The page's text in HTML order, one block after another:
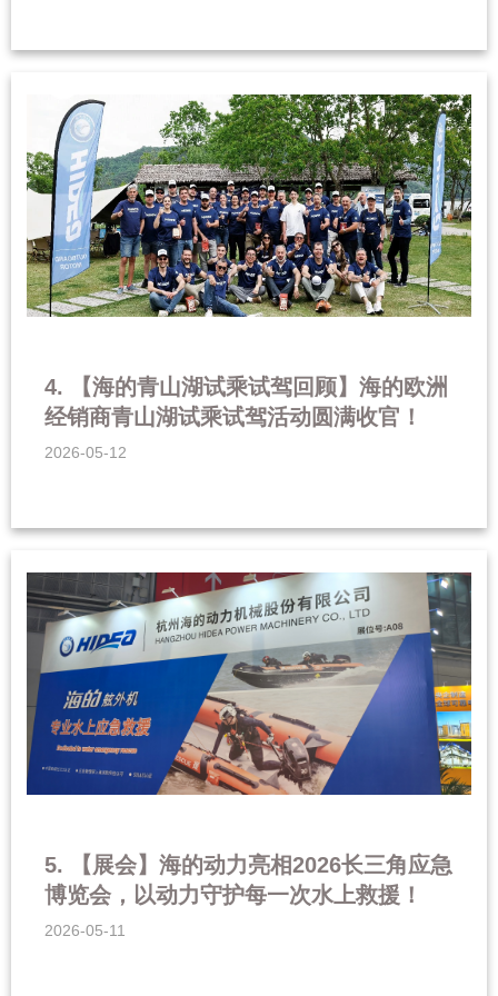
4. 【海的青山湖试乘试驾回顾】海的欧洲
经销商青山湖试乘试驾活动圆满收官！
2026-05-12
5. 【展会】海的动力亮相2026长三角应急
博览会，以动力守护每一次水上救援！
2026-05-11